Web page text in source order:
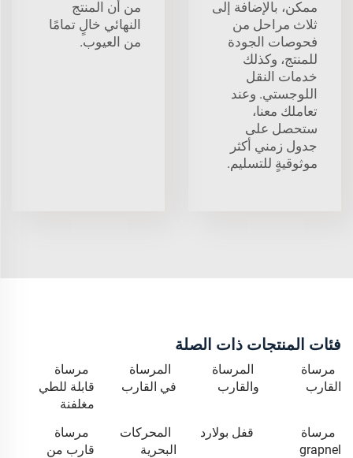
ممكن، بالإضافة إلى
ثلاث مراحل من
فحوصات الجودة
للمنتج، وكذلك
خدمات النقل
اللوجستي. وعند
تعاملك معنا،
ستحصل على
جدول زمني أكثر
موثوقيةٍ للتسليم.
من أن المنتج
النهائي خالٍ تمامًا
من العيوب.
فئات المنتجات ذات الصلة
مرساة
القارب
المرساة
والقارب
المرساة
في القارب
مرساة
قابلة للطي
مغلفنة
مرساة
grapnel
قفل بولارد
المحركات
البحرية
مرساة
قارب من